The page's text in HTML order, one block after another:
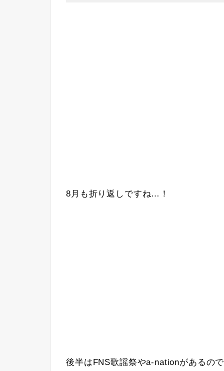
8月も折り返しですね…！
後半はFNS歌謡祭やa-nationがあるの